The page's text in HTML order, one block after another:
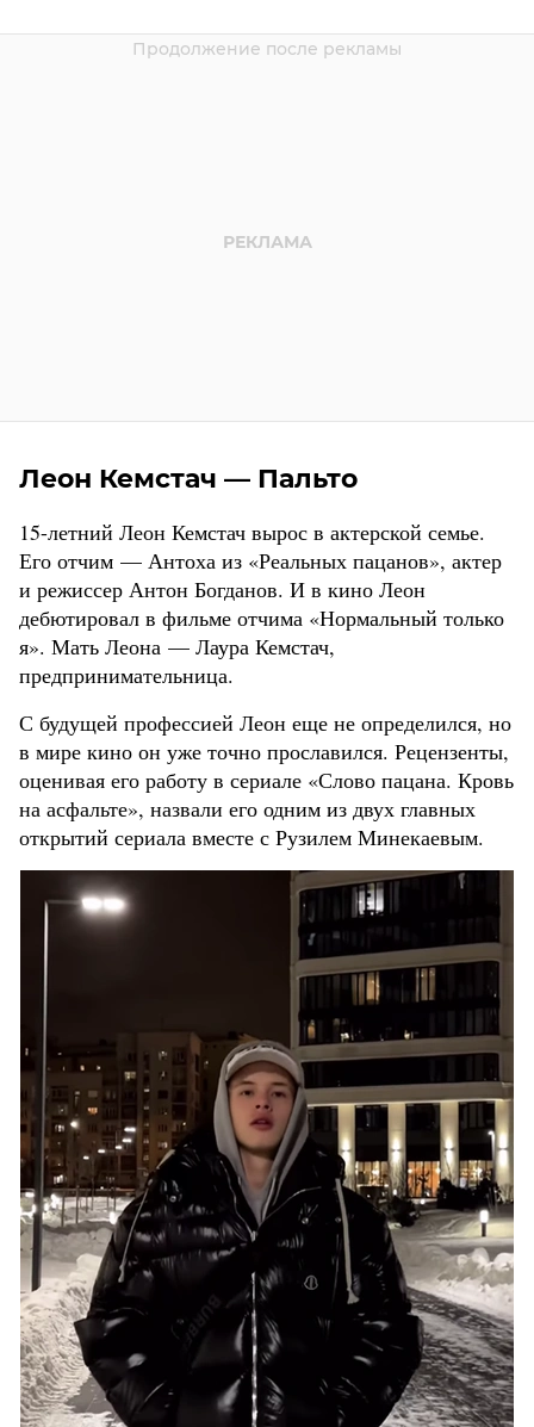
Леон Кемстач — Пальто
15-летний Леон Кемстач вырос в актерской семье.
Его отчим — Антоха из «Реальных пацанов», актер
и режиссер Антон Богданов. И в кино Леон
дебютировал в фильме отчима «Нормальный только
я». Мать Леона — Лаура Кемстач,
предпринимательница.
С будущей профессией Леон еще не определился, но
в мире кино он уже точно прославился. Рецензенты,
оценивая его работу в сериале «Слово пацана. Кровь
на асфальте», назвали его одним из двух главных
открытий сериала вместе с Рузилем Минекаевым.